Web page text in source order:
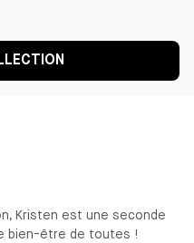
Kristen est une seconde
bien-être de toutes !